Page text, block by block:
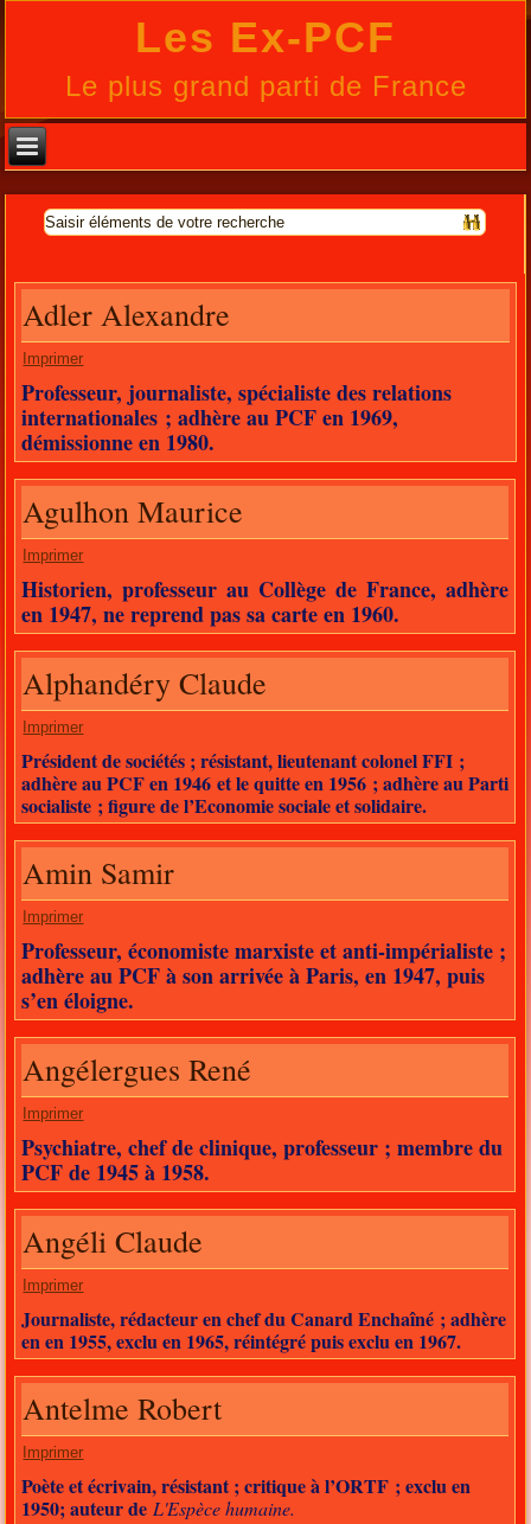
Les Ex-PCF
Le plus grand parti de France
Adler Alexandre
Imprimer
Professeur, journaliste, spécialiste des relations
internationales ; adhère au PCF en 1969,
démissionne en 1980.
Agulhon Maurice
Imprimer
Historien, professeur au Collège de France, adhère
en 1947, ne reprend pas sa carte en 1960.
Alphandéry Claude
Imprimer
Président de sociétés ; résistant, lieutenant colonel FFI ;
adhère au PCF en 1946 et le quitte en 1956 ; adhère au Parti
socialiste ; figure de l’Economie sociale et solidaire.
Amin Samir
Imprimer
Professeur, économiste marxiste et anti-impérialiste ;
adhère au PCF à son arrivée à Paris, en 1947, puis
s’en éloigne.
Angélergues René
Imprimer
Psychiatre, chef de clinique, professeur ; membre du
PCF de 1945 à 1958.
Angéli Claude
Imprimer
Journaliste, rédacteur en chef du Canard Enchaîné ; adhère
en en 1955, exclu en 1965, réintégré puis exclu en 1967.
Antelme Robert
Imprimer
Poète et écrivain, résistant ; critique à l’ORTF ; exclu en
1950; auteur de L'Espèce humaine.